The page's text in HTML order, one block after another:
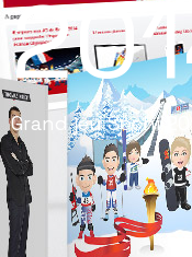
Grand jeu Sochi